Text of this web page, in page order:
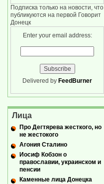
Подписка только на новости, что
публикуются на первой Говорит
Донецк
Enter your email address:
Delivered by FeedBurner
Лица
Про Дегтярева жесткого, но
не жестокого
Агония Сталино
Иосиф Кобзон о
православии, украинском и
пенсии
Каменные лица Донецка